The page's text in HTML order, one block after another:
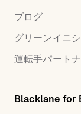
ブログ
グリーンイニ
運転手パート
Blacklane for